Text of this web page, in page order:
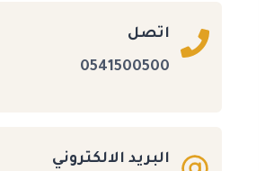
اتصل
0541500500
البريد الالكتروني